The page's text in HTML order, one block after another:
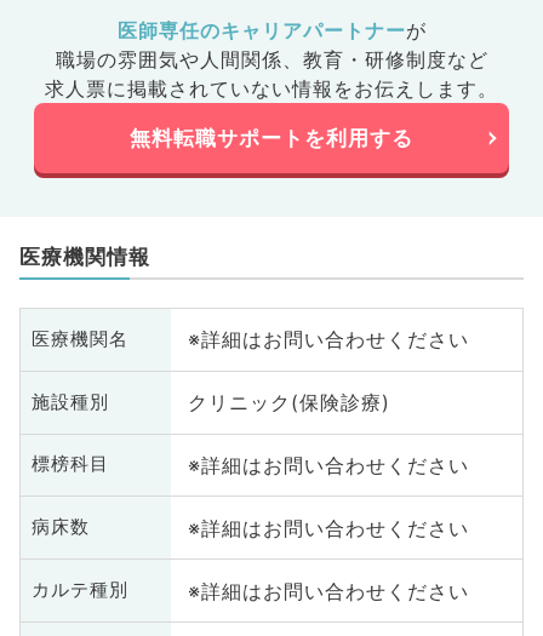
医師専任のキャリアパートナーが
職場の雰囲気や人間関係、 教育・研修制度など
求人票に掲載されていない情報をお伝えします。
無料転職サポートを利用する
医療機関情報
医療機関名 ※詳細はお問い合わせください
施設種別 クリニック(保険診療)
標榜科目 ※詳細はお問い合わせください
病床数 ※詳細はお問い合わせください
カルテ種別 ※詳細はお問い合わせください